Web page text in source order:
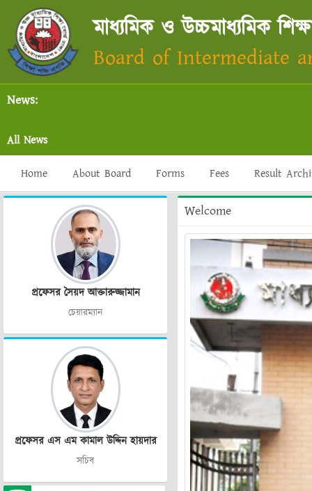
মাধ্যমিক ও উচ্চমাধ্যমিক
Board of Intermediate
News:
All News
Home About Board Forms Fees Result
প্রফেসর সৈয়দ আক্তারুজ্জামান
চেয়ারম্যান
প্রফেসর এস এম কামাল উদ্দিন হায়দার
সচিব
Welcome